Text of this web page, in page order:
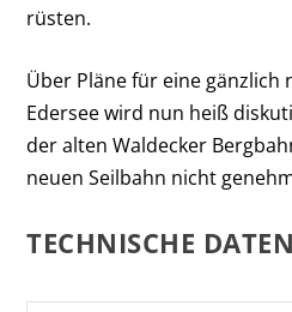
rüsten.
Über Pläne für eine gänzlich
Edersee wird nun heiß
der alten Waldecker
neuen Seilbahn nicht
TECHNISCHE DATEN